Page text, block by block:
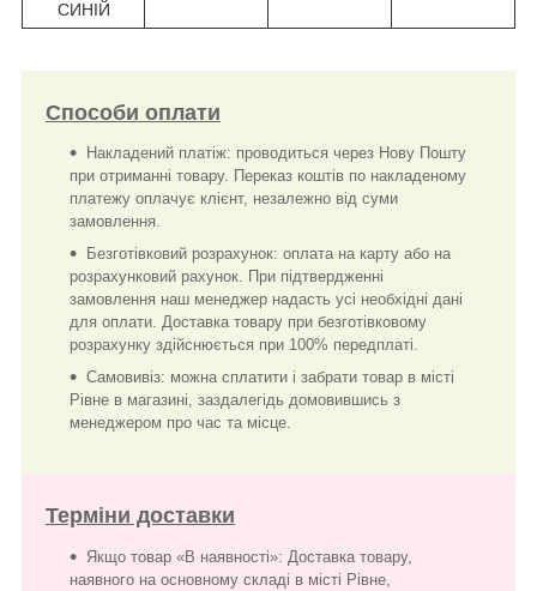
СИНІЙ
Способи оплати
Накладений платіж: проводиться через Нову Пошту
при отриманні товару. Переказ коштів по накладеному
платежу оплачує клієнт, незалежно від суми
замовлення.
Безготівковий розрахунок: оплата на карту або на
розрахунковий рахунок. При підтвердженні
замовлення наш менеджер надасть усі необхідні дані
для оплати. Доставка товару при безготівковому
розрахунку здійснюється при 100% передплаті.
Самовивіз: можна сплатити і забрати товар в місті
Рівне в магазині, заздалегідь домовившись з
менеджером про час та місце.
Терміни доставки
Якщо товар «В наявності»: Доставка товару,
наявного на основному складі в місті Рівне,